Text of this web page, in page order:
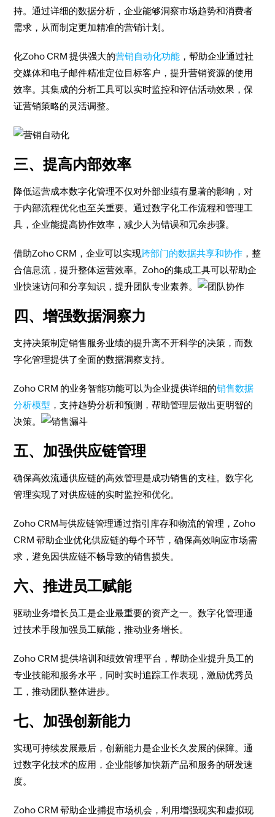
持。通过详细的数据分析，企业能够洞察市场趋势和消费者
需求，从而制定更加精准的营销计划。
化Zoho CRM 提供强大的营销自动化功能 ，帮助企业通过社
交媒体和电子邮件精准定位目标客户，提升营销资源的使用
效率。其集成的分析工具可以实时监控和评估活动效果，保
证营销策略的灵活调整。
三、提高内部效率
降低运营成本数字化管理不仅对外部业绩有显著的影响，对
于内部流程优化也至关重要。通过数字化工作流程和管理工
具，企业能提高协作效率，减少人为错误和冗余步骤。
借助Zoho CRM，企业可以实现跨部门的数据共享和协作 ，整
合信息流，提升整体运营效率。Zoho的集成工具可以帮助企
业快速访问和分享知识，提升团队专业素养。
四、增强数据洞察力
支持决策制定销售服务业绩的提升离不开科学的决策，而数
字化管理提供了全面的数据洞察支持。
Zoho CRM 的业务智能功能可以为企业提供详细的销售数据
分析模型 ，支持趋势分析和预测，帮助管理层做出更明智的
决策。
五、加强供应链管理
确保高效流通供应链的高效管理是成功销售的支柱。数字化
管理实现了对供应链的实时监控和优化。
Zoho CRM与供应链管理通过指引库存和物流的管理，Zoho
CRM 帮助企业优化供应链的每个环节，确保高效响应市场需
求，避免因供应链不畅导致的销售损失。
六、推进员工赋能
驱动业务增长员工是企业最重要的资产之一。数字化管理通
过技术手段加强员工赋能，推动业务增长。
Zoho CRM 提供培训和绩效管理平台，帮助企业提升员工的
专业技能和服务水平，同时实时追踪工作表现，激励优秀员
工，推动团队整体进步。
七、加强创新能力
实现可持续发展最后，创新能力是企业长久发展的保障。通
过数字化技术的应用，企业能够加快新产品和服务的研发速
度。
Zoho CRM 帮助企业捕捉市场机会，利用增强现实和虚拟现